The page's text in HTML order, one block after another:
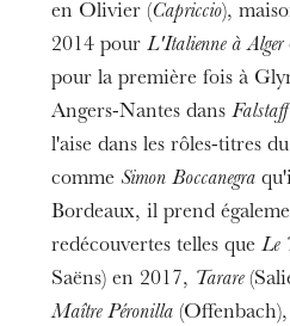
en Olivier (Capriccio),
2014 pourL'Italienne à Alger
pour la première fois à
Angers-Nantes dansFalstaff
l'aise dans les rôles-titres
comme Simon Boccanegra
Bordeaux, il prend
redécouvertes telles queLe
Saëns) en 2017, Tarare
Maître Péronilla